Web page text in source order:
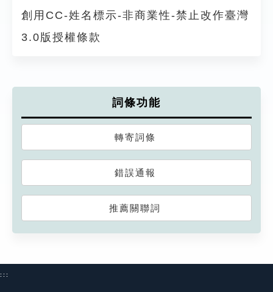
創用CC-姓名標示-非商業性-禁止改作臺灣
3.0版授權條款
詞條功能
轉寄詞條
錯誤通報
推薦關聯詞
:::